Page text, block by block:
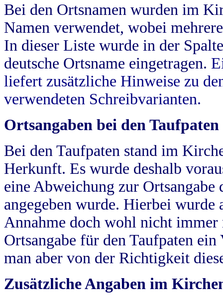
Bei den Ortsnamen wurden im
Namen verwendet, wobei
In dieser Liste wurde in der
deutsche Ortsname eingetragen.
liefert zusätzliche Hinweise zu
verwendeten Schreibvarianten.
Ortsangaben bei den Taufpaten
Bei den Taufpaten stand im
Herkunft. Es wurde deshalb
eine Abweichung zur
angegeben wurde. Hierbei wurde
Annahme doch wohl nicht
Ortsangabe für den Taufpaten
man aber von der Richtigkeit
Zusätzliche Angaben im